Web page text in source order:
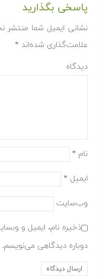
پاسخی بگذارید
نشانی ایمیل شما منتشر
علامت‌گذاری شده‌اند *
دیدگاه
نام *
ایمیل *
وب‌سایت
ذخیره نام، ایمیل و
دوباره دیدگاهی می‌نویسم.